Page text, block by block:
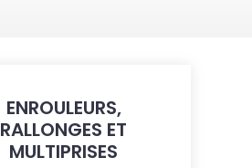
ENROULEURS,
RALLONGES ET
MULTIPRISES